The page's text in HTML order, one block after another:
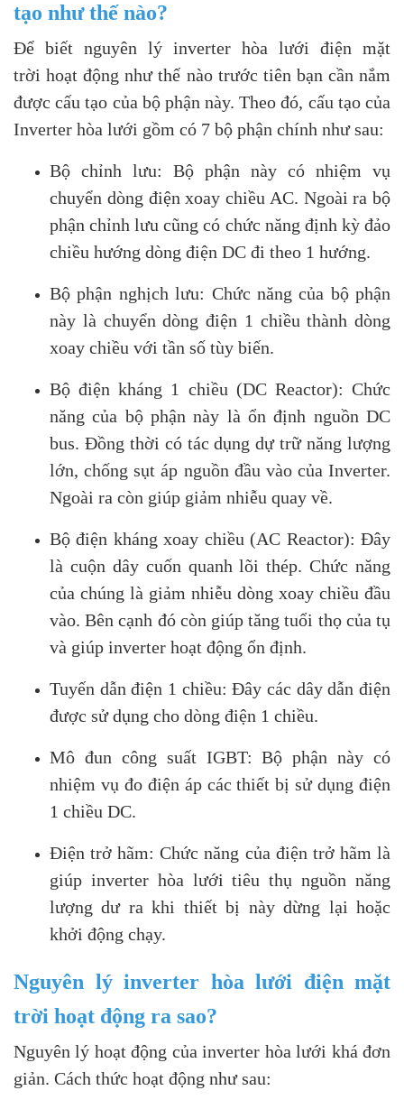
tạo như thế nào?
Để biết nguyên lý inverter hòa lưới điện mặt
trời hoạt động như thế nào trước tiên bạn cần nắm
được cấu tạo của bộ phận này. Theo đó, cấu tạo của
Inverter hòa lưới gồm có 7 bộ phận chính như sau:
Bộ chỉnh lưu: Bộ phận này có nhiệm vụ
chuyển dòng điện xoay chiều AC. Ngoài ra bộ
phận chỉnh lưu cũng có chức năng định kỳ đảo
chiều hướng dòng điện DC đi theo 1 hướng.
Bộ phận nghịch lưu: Chức năng của bộ phận
này là chuyển dòng điện 1 chiều thành dòng
xoay chiều với tần số tùy biến.
Bộ điện kháng 1 chiều (DC Reactor): Chức
năng của bộ phận này là ổn định nguồn DC
bus. Đồng thời có tác dụng dự trữ năng lượng
lớn, chống sụt áp nguồn đầu vào của Inverter.
Ngoài ra còn giúp giảm nhiễu quay về.
Bộ điện kháng xoay chiều (AC Reactor): Đây
là cuộn dây cuốn quanh lõi thép. Chức năng
của chúng là giảm nhiễu dòng xoay chiều đầu
vào. Bên cạnh đó còn giúp tăng tuổi thọ của tụ
và giúp inverter hoạt động ổn định.
Tuyến dẫn điện 1 chiều: Đây các dây dẫn điện
được sử dụng cho dòng điện 1 chiều.
Mô đun công suất IGBT: Bộ phận này có
nhiệm vụ đo điện áp các thiết bị sử dụng điện
1 chiều DC.
Điện trở hãm: Chức năng của điện trở hãm là
giúp inverter hòa lưới tiêu thụ nguồn năng
lượng dư ra khi thiết bị này dừng lại hoặc
khởi động chạy.
Nguyên lý inverter hòa lưới điện mặt
trời hoạt động ra sao?
Nguyên lý hoạt động của inverter hòa lưới khá đơn
giản. Cách thức hoạt động như sau: